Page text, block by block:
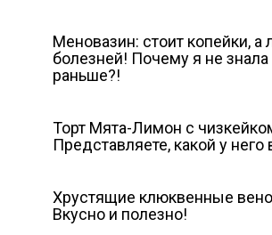
Меновазин: стоит копейки, а
болезней! Почему я не знала
раньше?!
Торт Мята-Лимон с
Представляете, какой у него
Хрустящие клюквенные
Вкусно и полезно!